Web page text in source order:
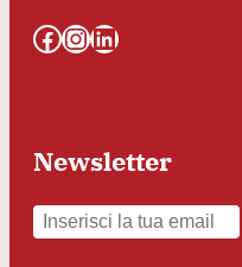
Facebook InstagramLinkedIn
Newsletter